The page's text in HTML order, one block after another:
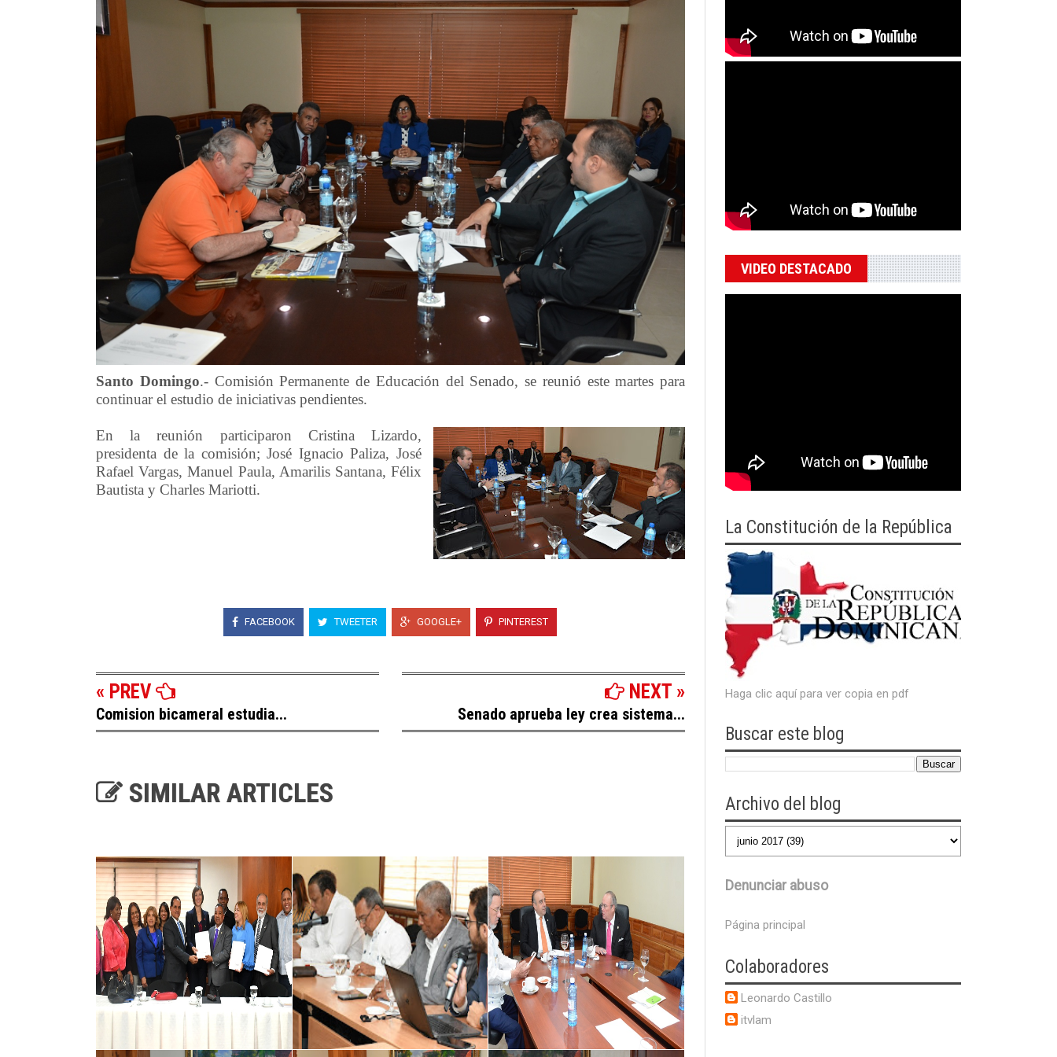
Santo Domingo.- Comisión Permanente de Educación del Senado, se reunió este martes para
continuar el estudio de iniciativas pendientes.
En la reunión participaron Cristina Lizardo,
presidenta de la comisión; José Ignacio Paliza, José
Rafael Vargas, Manuel Paula, Amarilis Santana, Félix
Bautista y Charles Mariotti.
FACEBOOK TWEETER GOOGLE+ PINTEREST
« PREV
Comision bicameral estudia...
NEXT »
Senado aprueba ley crea sistema...
SIMILAR ARTICLES
VIDEO DESTACADO
La Constitución de la República
Haga clic aquí para ver copia en pdf
Buscar este blog
Archivo del blog
Denunciar abuso
Página principal
Colaboradores
Leonardo Castillo
itvlam